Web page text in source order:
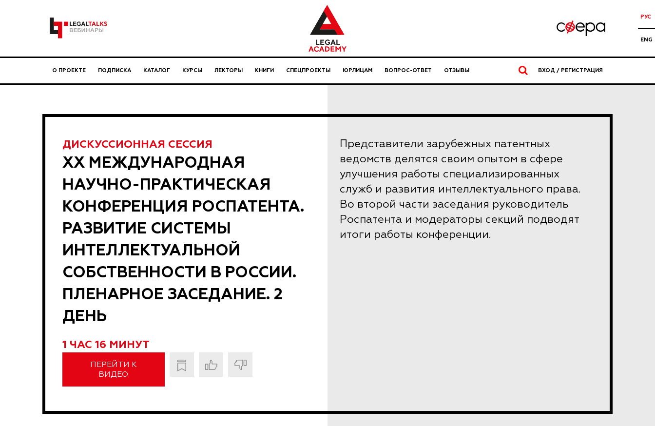
РУС
ENG
О ПРОЕКТЕ ПОДПИСКА КАТАЛОГ КУРСЫ ЛЕКТОРЫ КНИГИ СПЕЦПРОЕКТЫ ЮРЛИЦАМ ВОПРОС-ОТВЕТ ОТЗЫВЫ ВХОД / РЕГИСТРАЦИЯ
ДИСКУССИОННАЯ СЕССИЯ
XX МЕЖДУНАРОДНАЯ
НАУЧНО-ПРАКТИЧЕСКАЯ
КОНФЕРЕНЦИЯ РОСПАТЕНТА.
РАЗВИТИЕ СИСТЕМЫ
ИНТЕЛЛЕКТУАЛЬНОЙ
СОБСТВЕННОСТИ В РОССИИ.
ПЛЕНАРНОЕ ЗАСЕДАНИЕ. 2
ДЕНЬ
1 ЧАС 16 МИНУТ
ПЕРЕЙТИ К
ВИДЕО
Представители зарубежных патентных
ведомств делятся своим опытом в сфере
улучшения работы специализированных
служб и развития интеллектуального права.
Во второй части заседания руководитель
Роспатента и модераторы секций подводят
итоги работы конференции.